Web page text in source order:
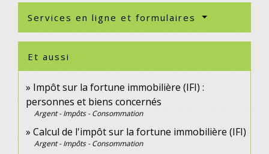
Services en ligne et formulaires
Et aussi
Impôt sur la fortune immobilière (IFI) :
personnes et biens concernés
Argent - Impôts - Consommation
Calcul de l'impôt sur la fortune immobilière (IFI)
Argent - Impôts - Consommation